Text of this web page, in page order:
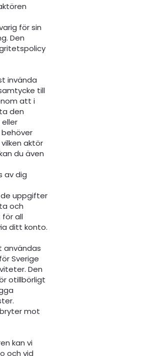
för sin
Den
invända
till
att i
den
aktör
du även
av dig
uppgifter
och
all
ditt konto.
användas
Sverige
Den
otillbörligt
mot
kan vi
och vid